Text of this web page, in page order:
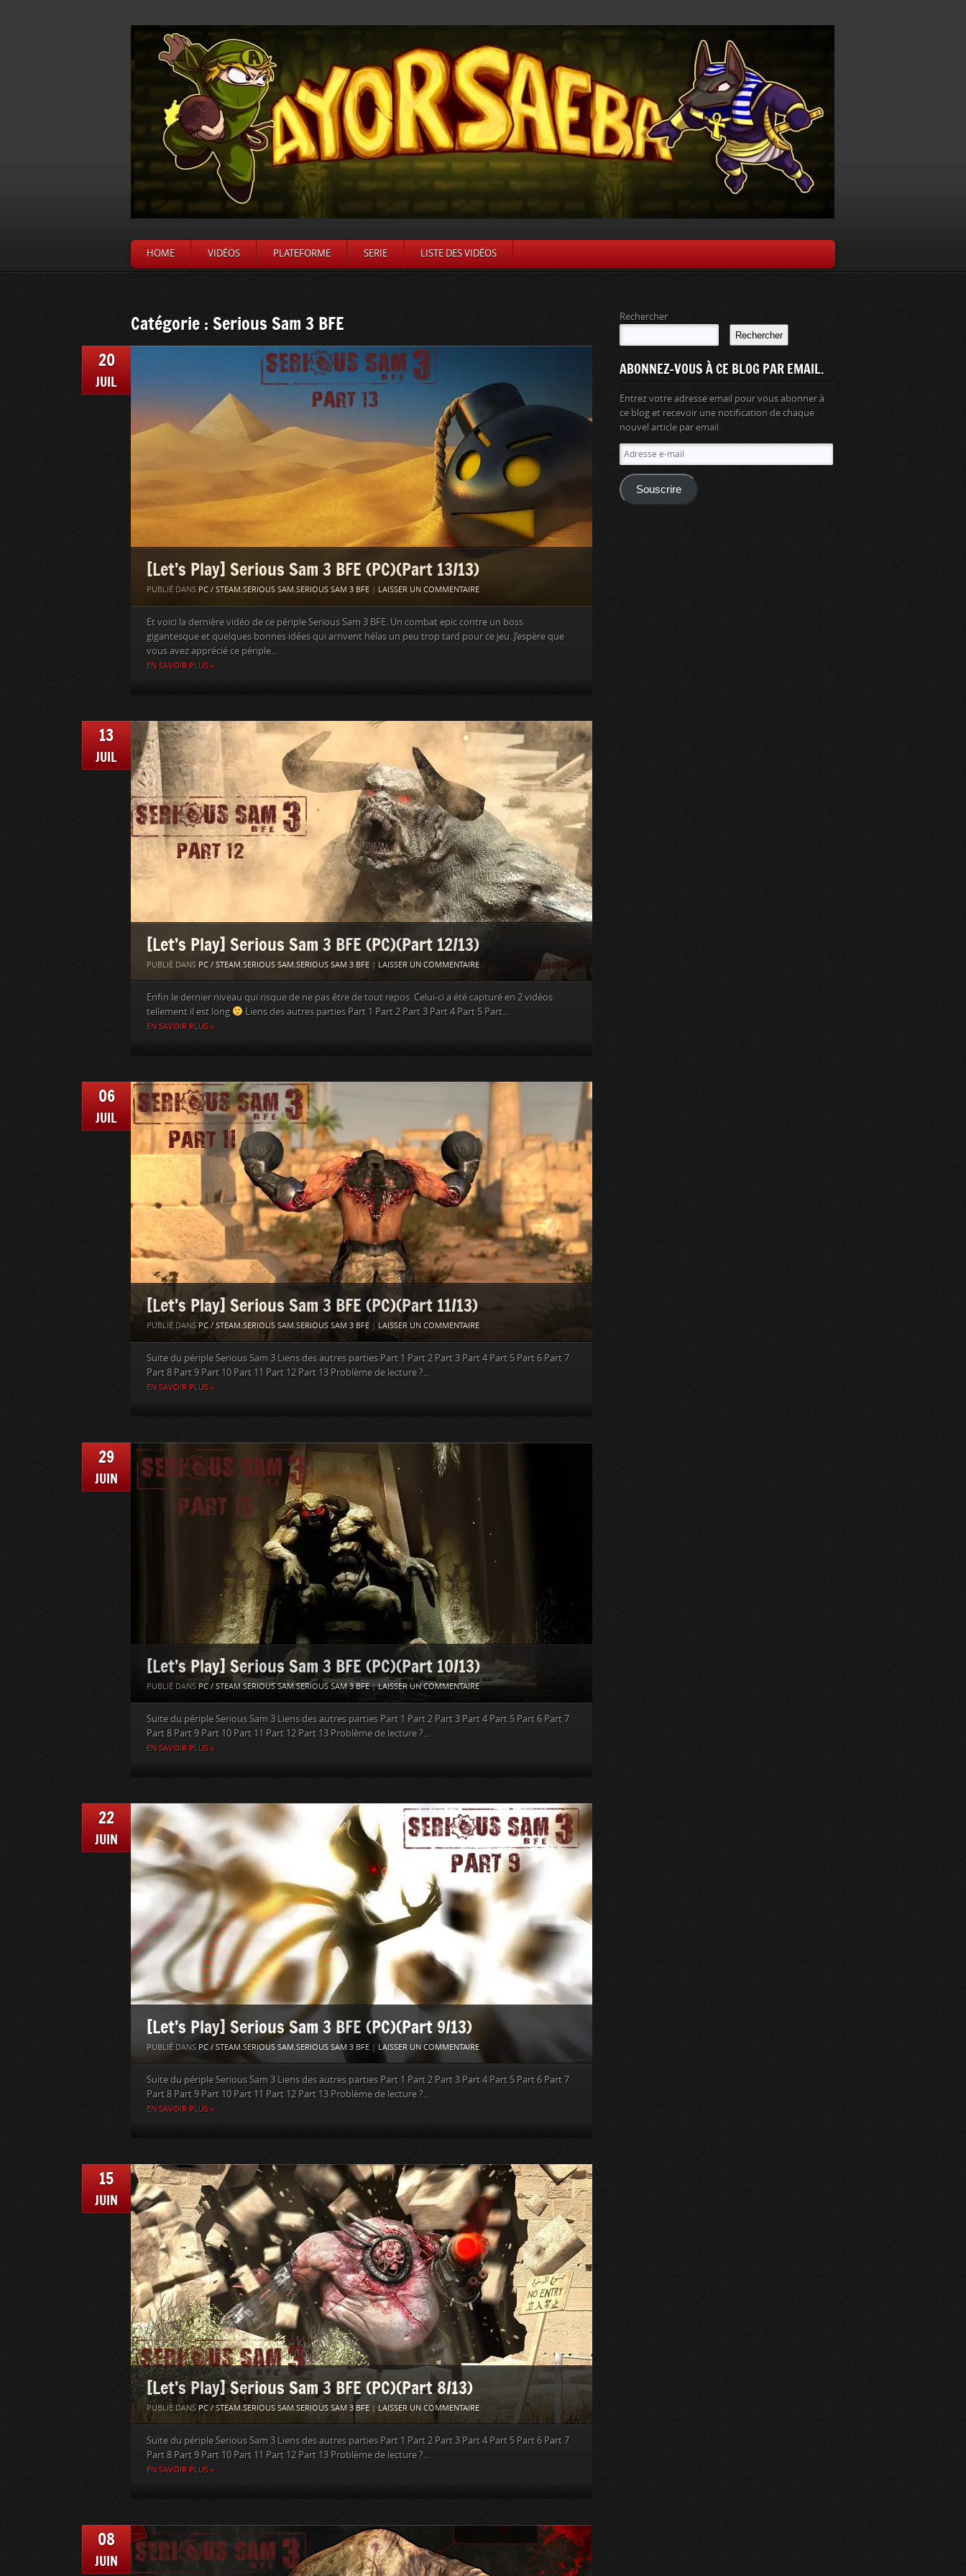
HOME VIDÉOS PLATEFORME SERIE LISTE DES VIDÉOS
Catégorie : Serious Sam 3 BFE
20
JUIL
[Let’s Play] Serious Sam 3 BFE (PC)(Part 13/13)
PUBLIÉ DANS PC / STEAM,SERIOUS SAM,SERIOUS SAM 3 BFE | LAISSER UN COMMENTAIRE
Et voici la dernière vidéo de ce périple Serious Sam 3 BFE. Un combat epic contre un boss
gigantesque et quelques bonnes idées qui arrivent hélas un peu trop tard pour ce jeu. J’espère que
vous avez apprécié ce périple...
EN SAVOIR PLUS »
13
JUIL
[Let’s Play] Serious Sam 3 BFE (PC)(Part 12/13)
PUBLIÉ DANS PC / STEAM,SERIOUS SAM,SERIOUS SAM 3 BFE | LAISSER UN COMMENTAIRE
Enfin le dernier niveau qui risque de ne pas être de tout repos. Celui-ci a été capturé en 2 vidéos
tellement il est long
Liens des autres parties Part 1 Part 2 Part 3 Part 4 Part 5 Part...
EN SAVOIR PLUS »
06
JUIL
[Let’s Play] Serious Sam 3 BFE (PC)(Part 11/13)
PUBLIÉ DANSPC / STEAM,SERIOUS SAM,SERIOUS SAM 3 BFE | LAISSER UN COMMENTAIRE
Suite du périple Serious Sam 3 Liens des autres parties Part 1 Part 2 Part 3 Part 4 Part 5 Part 6 Part 7
Part 8 Part 9 Part 10 Part 11 Part 12 Part 13 Problème de lecture ?...
EN SAVOIR PLUS »
29
JUIN
[Let’s Play] Serious Sam 3 BFE (PC)(Part 10/13)
PUBLIÉ DANS PC / STEAM,SERIOUS SAM,SERIOUS SAM 3 BFE|LAISSER UN COMMENTAIRE
Suite du périple Serious Sam 3 Liens des autres parties Part 1 Part 2 Part 3 Part 4 Part 5 Part 6 Part 7
Part 8 Part 9 Part 10 Part 11 Part 12 Part 13 Problème de lecture ?...
EN SAVOIR PLUS »
22
JUIN
[Let’s Play] Serious Sam 3 BFE (PC)(Part 9/13)
PUBLIÉ DANS PC / STEAM,SERIOUS SAM,SERIOUS SAM 3 BFE | LAISSER UN COMMENTAIRE
Suite du périple Serious Sam 3 Liens des autres parties Part 1 Part 2 Part 3 Part 4 Part 5 Part 6 Part 7
Part 8 Part 9 Part 10 Part 11 Part 12 Part 13 Problème de lecture ?...
EN SAVOIR PLUS »
15
JUIN
[Let’s Play] Serious Sam 3 BFE (PC)(Part 8/13)
PUBLIÉ DANSPC / STEAM,SERIOUS SAM,SERIOUS SAM 3 BFE | LAISSER UN COMMENTAIRE
Suite du périple Serious Sam 3 Liens des autres parties Part 1 Part 2 Part 3 Part 4 Part 5 Part 6 Part 7
Part 8 Part 9 Part 10 Part 11 Part 12 Part 13 Problème de lecture ?...
EN SAVOIR PLUS »
08
JUIN
Rechercher
Rechercher
ABONNEZ-VOUS À CE BLOG PAR EMAIL.
Entrez votre adresse email pour vous abonner à
ce blog et recevoir une notification de chaque
nouvel article par email.
Adresse
e-
mail
Souscrire